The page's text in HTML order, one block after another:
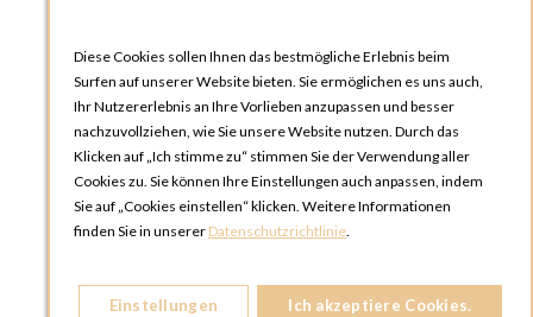
OPTIONS ZÜRICH
Steinackerstrasse 55,
8302 Kloten
SCHWEIZ
Diese Cookies sollen Ihnen das bestmögliche Erlebnis beim
Surfen auf unserer Website bieten. Sie ermöglichen es uns auch,
Ihr Nutzererlebnis an Ihre Vorlieben anzupassen und besser
nachzuvollziehen, wie Sie unsere Website nutzen. Durch das
Klicken auf „Ich stimme zu“ stimmen Sie der Verwendung aller
Cookies zu. Sie können Ihre Einstellungen auch anpassen, indem
Sie auf „Cookies einstellen“ klicken. Weitere Informationen
finden Sie in unserer Datenschutzrichtlinie.
Einstellungen Ich akzeptiere Cookies.